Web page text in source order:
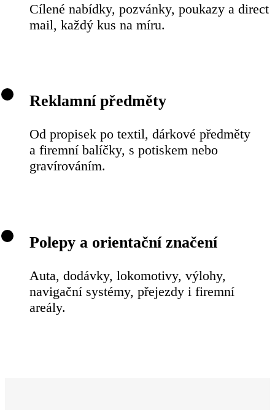
Cílené nabídky, pozvánky, poukazy a direct
mail, každý kus na míru.
Reklamní předměty
Od propisek po textil, dárkové předměty
a firemní balíčky, s potiskem nebo
gravírováním.
Polepy a orientační značení
Auta, dodávky, lokomotivy, výlohy,
navigační systémy, přejezdy i firemní
areály.